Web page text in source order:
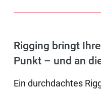
Rigging bringt
Punkt – und an
Ein durchdachtes